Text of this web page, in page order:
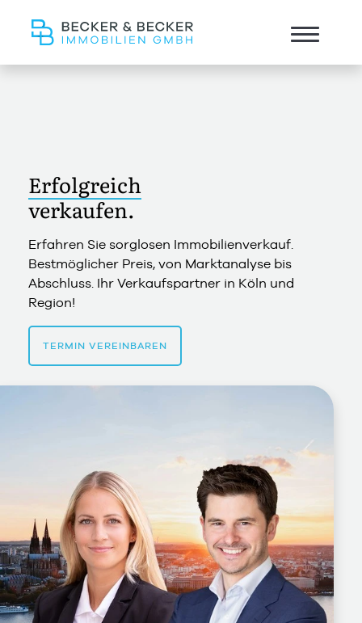
Erfolgreich
verkaufen.
Erfahren Sie sorglosen Immobilienverkauf.
Bestmöglicher Preis, von Marktanalyse bis
Abschluss. Ihr Verkaufspartner in Köln und
Region!
TERMIN VEREINBAREN